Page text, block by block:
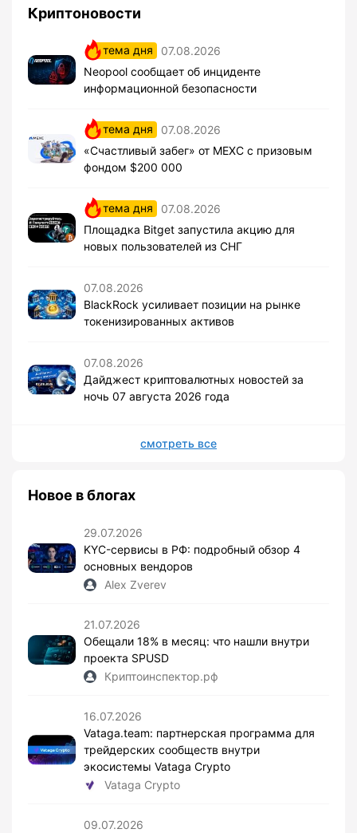
Криптоновости
тема дня
07.08.2026
Neopool сообщает об инциденте
информационной безопасности
тема дня
07.08.2026
«Счастливый забег» от MEXC с призовым
фондом $200 000
тема дня
07.08.2026
Площадка Bitget запустила акцию для
новых пользователей из СНГ
07.08.2026
BlackRock усиливает позиции на рынке
токенизированных активов
07.08.2026
Дайджест криптовалютных новостей за
ночь 07 августа 2026 года
смотреть все
Новое в блогах
29.07.2026
KYC-сервисы в РФ: подробный обзор 4
основных вендоров
Alex Zverev
21.07.2026
Обещали 18% в месяц: что нашли внутри
проекта SPUSD
Криптоинспектор.рф
16.07.2026
Vataga.team: партнерская программа для
трейдерских сообществ внутри
экосистемы Vataga Crypto
Vataga Crypto
09.07.2026